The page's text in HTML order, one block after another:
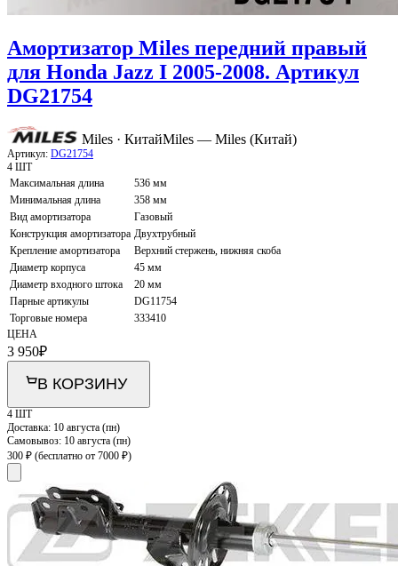
Амортизатор Miles передний правый
для Honda Jazz I 2005-2008. Артикул
DG21754
Miles · КитайMiles — Miles (Китай)
Артикул: DG21754
4 ШТ
Максимальная длина
536 мм
Минимальная длина
358 мм
Вид амортизатора
Газовый
Конструкция амортизатора Двухтрубный
Крепление амортизатора
Верхний стержень, нижняя скоба
Диаметр корпуса
45 мм
Диаметр входного штока
20 мм
Парные артикулы
DG11754
Торговые номера
333410
ЦЕНА
3 950₽
В КОРЗИНУ
4 ШТ
Доставка: 10 августа (пн)
Самовывоз: 10 августа (пн)
300 ₽ (бесплатно от 7000 ₽)